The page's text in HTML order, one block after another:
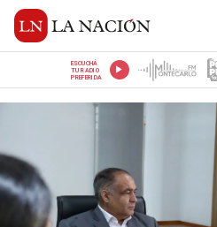
ESCUCHÁ
TU RADIO
PREFERIDA